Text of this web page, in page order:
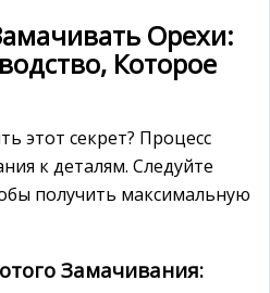
Орехи:
Которое
этот секрет? Процесс
к деталям. Следуйте
получить максимальную
Замачивания: